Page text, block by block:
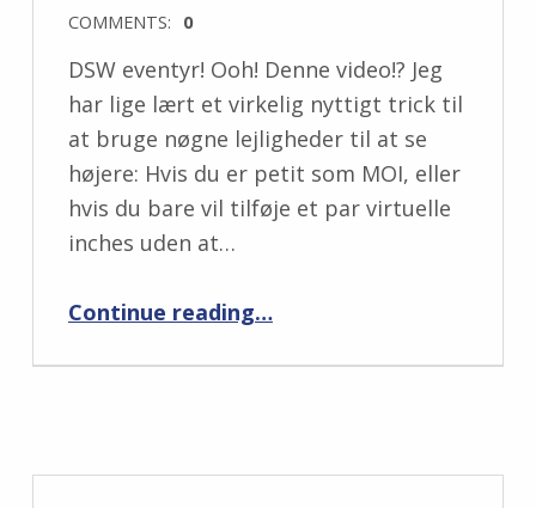
COMMENTS: 0
DSW eventyr! Ooh! Denne video!? Jeg
har lige lært et virkelig nyttigt trick til
at bruge nøgne lejligheder til at se
højere: Hvis du er petit som MOI, eller
hvis du bare vil tilføje et par virtuelle
inches uden at…
Continue reading“Søgning efter nøgne lejligheder på DSW (og et trick til at hjælpe dig med at se højere)”
…